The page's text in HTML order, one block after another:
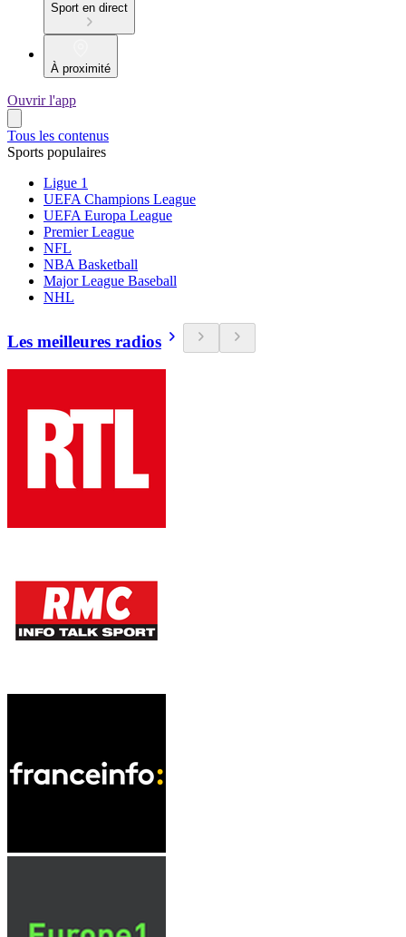
Sport en direct
À proximité
Ouvrir l'app
Tous les contenus
Sports populaires
Ligue 1
UEFA Champions League
UEFA Europa League
Premier League
NFL
NBA Basketball
Major League Baseball
NHL
Les meilleures radios